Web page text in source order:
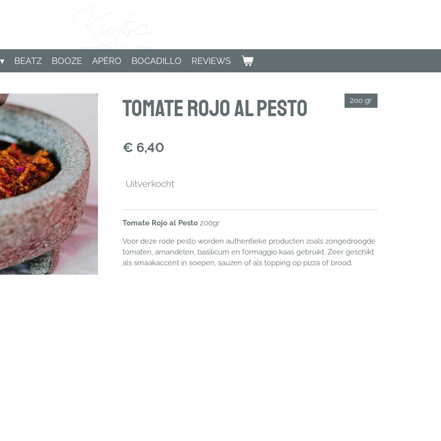
BEATZ BOOZE APÉRO BOCADILLO REVIEWS
Tomate Rojo al Pesto 2oo gr
€ 6,40
Uitverkocht
Tomate Rojo al Pesto 200gr
Voor deze rode pesto worden authentieke producten zoals zongedroogde
tomaten, amandelen, basilicum en formaggio kaas gebruikt. Zeer geschikt
als smaakaccent in soepen, sauzen of als topping op pizza of brood.